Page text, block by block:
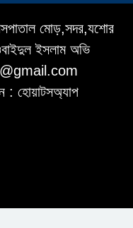
মোড়,সদর,যশোর
ইসলাম অভি
: হোয়াটসঅ্যাপ